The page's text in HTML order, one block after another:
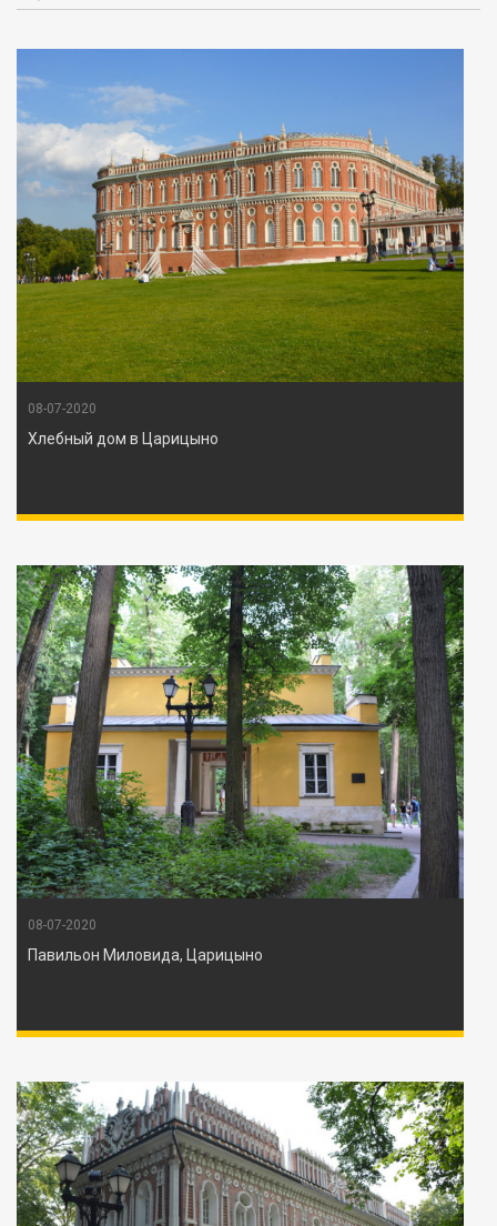
08-07-2020
Хлебный дом в Царицыно
08-07-2020
Павильон Миловида, Царицыно